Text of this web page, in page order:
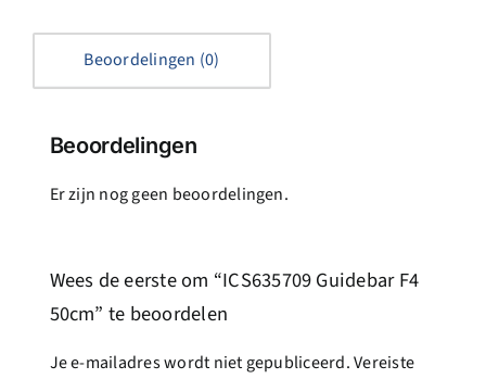
Beoordelingen (0)
Beoordelingen
Er zijn nog geen beoordelingen.
Wees de eerste om “ICS635709 Guidebar F4
50cm” te beoordelen
Je e-mailadres wordt niet gepubliceerd.Vereiste